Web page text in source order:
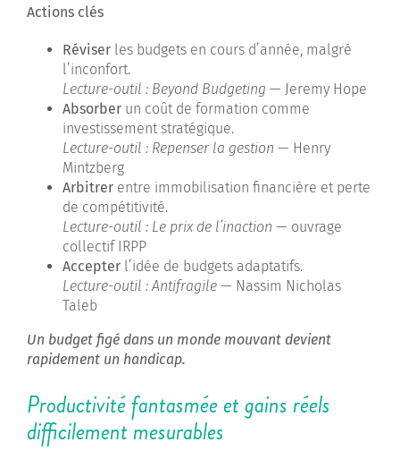
Actions clés
Réviserles budgets en cours d’année, malgré
l’inconfort.
Lecture-outil : Beyond Budgeting — Jeremy Hope
Absorberun coût de formation comme
investissement stratégique.
Lecture-outil : Repenser la gestion — Henry
Mintzberg
Arbitrerentre immobilisation financière et perte
de compétitivité.
Lecture-outil : Le prix de l’inaction — ouvrage
collectif IRPP
Accepterl’idée de budgets adaptatifs.
Lecture-outil : Antifragile— Nassim Nicholas
Taleb
Un budget figé dans un monde mouvant devient
rapidement un handicap.
Productivité fantasmée et gains réels
difficilement mesurables